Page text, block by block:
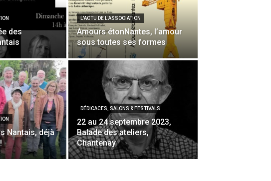
des
L'ACTU DE L'ASSOCIATION
Amours étonNantes, l’amour
sous toutes ses formes
Nantais, déjà
DÉDICACES, SALONS & FESTIVALS
22 au 24 septembre 2023,
Balade des ateliers,
Chantenay